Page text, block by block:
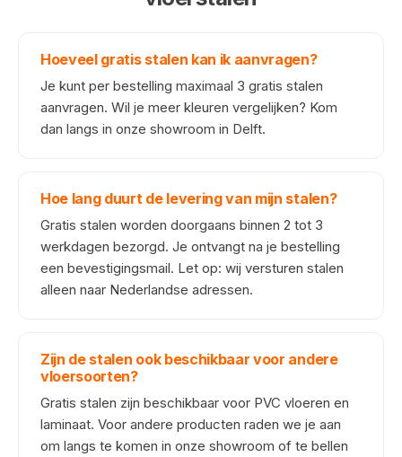
Hoeveel gratis stalen kan ik aanvragen?
Je kunt per bestelling maximaal 3 gratis stalen
aanvragen. Wil je meer kleuren vergelijken? Kom
dan langs in onze showroom in Delft.
Hoe lang duurt de levering van mijn stalen?
Gratis stalen worden doorgaans binnen 2 tot 3
werkdagen bezorgd. Je ontvangt na je bestelling
een bevestigingsmail. Let op: wij versturen stalen
alleen naar Nederlandse adressen.
Zijn de stalen ook beschikbaar voor andere
vloersoorten?
Gratis stalen zijn beschikbaar voor PVC vloeren en
laminaat. Voor andere producten raden we je aan
om langs te komen in onze showroom of te bellen